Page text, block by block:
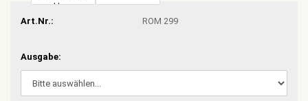
Art.Nr.: ROM 299
Ausgabe: